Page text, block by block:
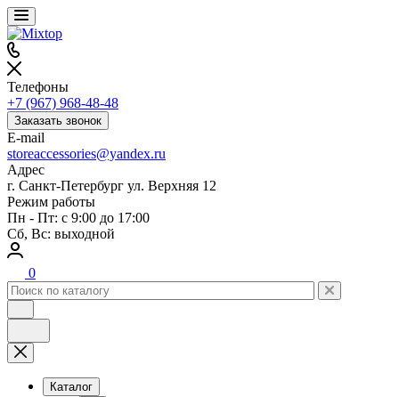
Телефоны
+7 (967) 968-48-48
Заказать звонок
E-mail
storeaccessories@yandex.ru
Адрес
г. Санкт-Петербург ул. Верхняя 12
Режим работы
Пн - Пт: с 9:00 до 17:00
Сб, Вс: выходной
0
Каталог